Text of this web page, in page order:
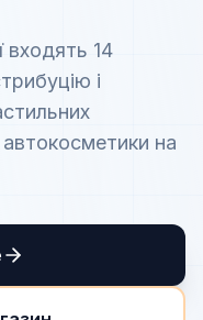
входять 14
і
автокосметики на